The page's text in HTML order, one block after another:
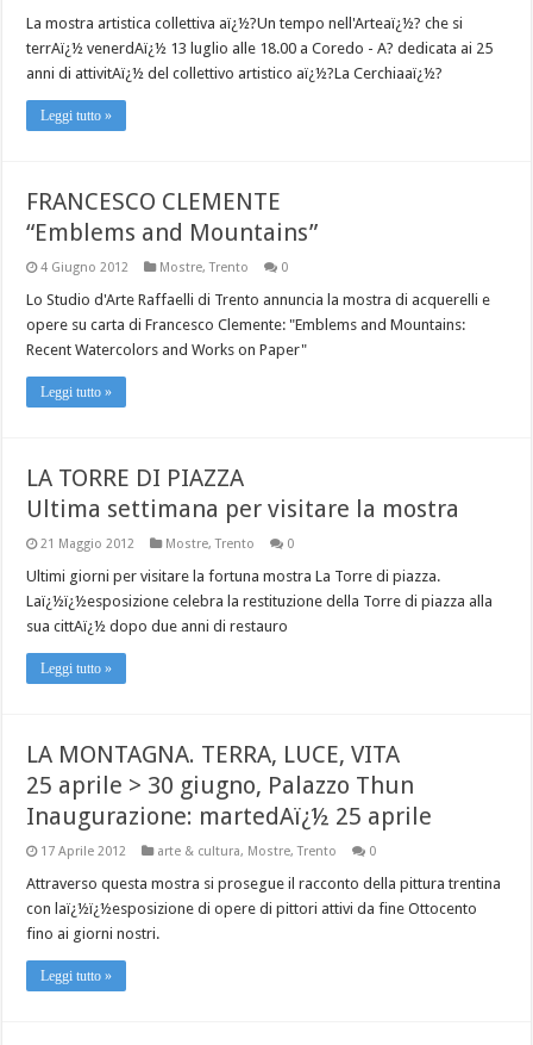
La mostra artistica collettiva aï¿½?Un tempo nell'Arteaï¿½? che si
terrAï¿½ venerdAï¿½ 13 luglio alle 18.00 a Coredo - A? dedicata ai 25
anni di attivitAï¿½ del collettivo artistico aï¿½?La Cerchiaaï¿½?
Leggi tutto »
FRANCESCO CLEMENTE
“Emblems and Mountains”
4 Giugno 2012 Mostre,Trento 0
Lo Studio d'Arte Raffaelli di Trento annuncia la mostra di acquerelli e
opere su carta di Francesco Clemente: "Emblems and Mountains:
Recent Watercolors and Works on Paper"
Leggi tutto »
LA TORRE DI PIAZZA
Ultima settimana per visitare la mostra
21 Maggio 2012 Mostre,Trento 0
Ultimi giorni per visitare la fortuna mostra La Torre di piazza.
Laï¿½ï¿½esposizione celebra la restituzione della Torre di piazza alla
sua cittAï¿½ dopo due anni di restauro
Leggi tutto »
LA MONTAGNA. TERRA, LUCE, VITA
25 aprile > 30 giugno, Palazzo Thun
Inaugurazione: martedAï¿½ 25 aprile
17 Aprile 2012 arte & cultura, Mostre,Trento 0
Attraverso questa mostra si prosegue il racconto della pittura trentina
con laï¿½ï¿½esposizione di opere di pittori attivi da fine Ottocento
fino ai giorni nostri.
Leggi tutto »